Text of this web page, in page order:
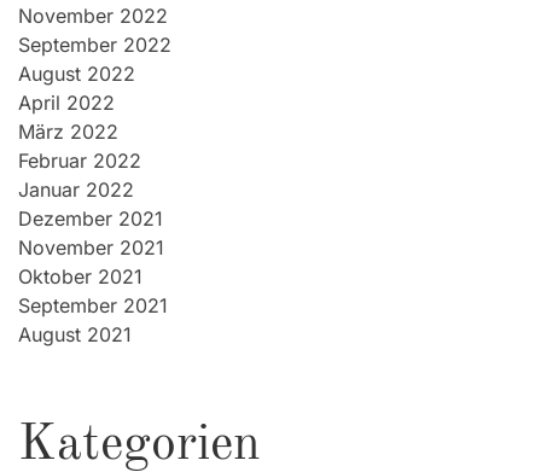
November 2022
September 2022
August 2022
April 2022
März 2022
Februar 2022
Januar 2022
Dezember 2021
November 2021
Oktober 2021
September 2021
August 2021
Kategorien